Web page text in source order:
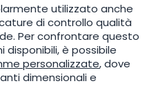
utilizzato anche
di controllo qualità
Per confrontare questo
è possibile
personalizzate, dove
dimensionali e